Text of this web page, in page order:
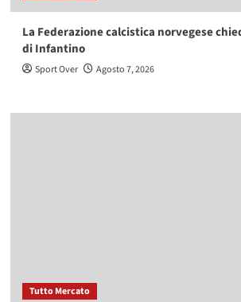
La Federazione calcistica norvegese
di Infantino
Sport Over Agosto 7, 2026
Tutto Mercato